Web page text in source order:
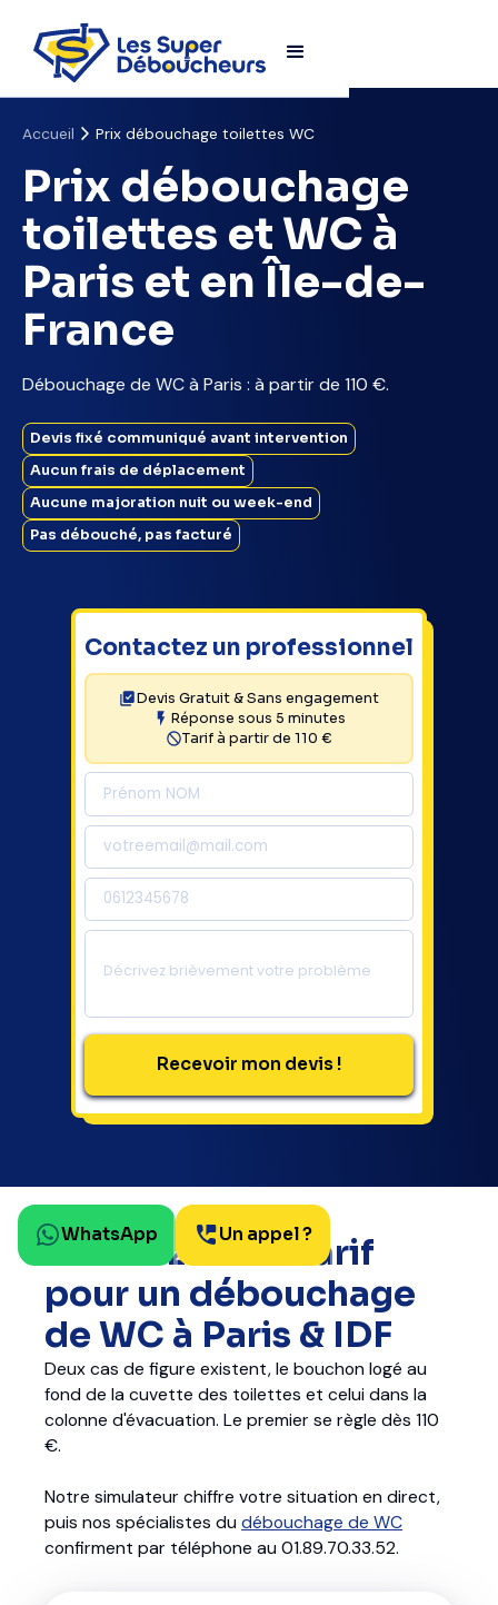
Accueil Prix débouchage toilettes WC
Prix débouchage
toilettes et WC à
Paris et en Île-de-
France
Débouchage de WC à Paris : à partir de 110 €.
Devis fixé communiqué avant intervention
Aucun frais de déplacement
Aucune majoration nuit ou week-end
Pas débouché, pas facturé
Contactez un professionnel
Devis Gratuit & Sans engagement
Réponse sous 5 minutes
Tarif à partir de 110 €
WhatsApp Un appel ?
Estimez votre tarif
pour un débouchage
de WC à Paris & IDF
Deux cas de figure existent, le bouchon logé au
fond de la cuvette des toilettes et celui dans la
colonne d'évacuation. Le premier se règle dès 110
€.
Notre simulateur chiffre votre situation en direct,
puis nos spécialistes dudébouchage de WC
confirment par téléphone au 01.89.70.33.52.